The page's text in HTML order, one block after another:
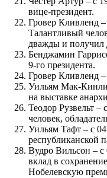
вице-президент.
Гровер Кливленд
Талантливый
дважды и
Бенджамин
9-го президента.
Гровер Кливленд
Уильям Мак-Кинли
на выставке
Теодор Рузвельт
человек,
Уильям Тафт – с
республиканской
Вудро Вильсон – с
вклад в
Нобелевскую